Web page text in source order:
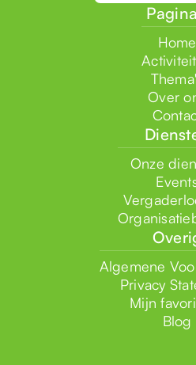
Home
Over
Onze
Algemene
Privacy
Mijn
Blog